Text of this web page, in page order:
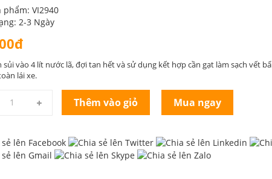
phẩm: VI2940
2-3 Ngày
sủi vào 4 lít nước lã, đợi tan hết và sử dụng kết hợp cần gạt làm sạch vết
lái xe.
Thêm vào giỏ Mua ngay